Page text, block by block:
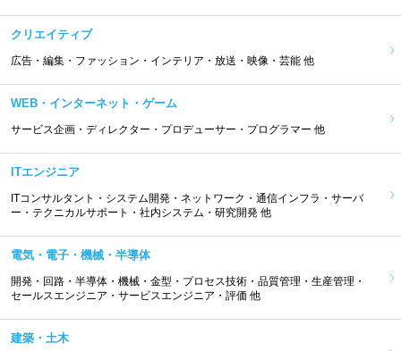
クリエイティブ
広告・編集・ファッション・インテリア・放送・映像・芸能 他
WEB・インターネット・ゲーム
サービス企画・ディレクター・プロデューサー・プログラマー 他
ITエンジニア
ITコンサルタント・システム開発・ネットワーク・通信インフラ・サーバ
ー・テクニカルサポート・社内システム・研究開発 他
電気・電子・機械・半導体
開発・回路・半導体・機械・金型・プロセス技術・品質管理・生産管理・
セールスエンジニア・サービスエンジニア・評価 他
建築・土木